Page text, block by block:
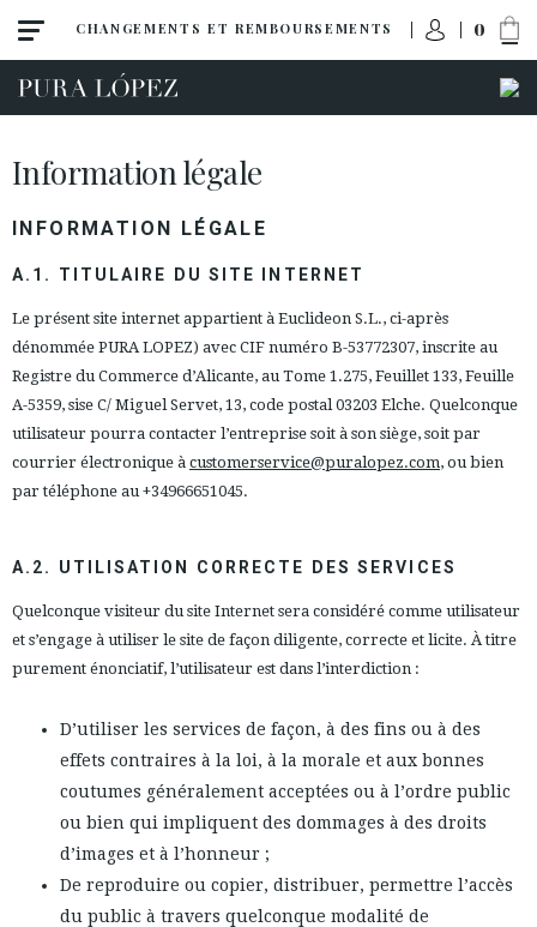
CHANGEMENTS ET REMBOURSEMENTS 0
· SERVICE CLIENT
· CHANGEMENTS ET REMBOURSEMENTS
· POLITIQUE DE CONFIDENTIALITÉ
· TERMES ET CONDITIONS
· INFORMATION LÉGALE
     
Information légale
INFORMATION LÉGALE
A.1. TITULAIRE DU SITE INTERNET
Le présent site internet appartient à Euclideon S.L., ci-après
dénommée PURA LOPEZ) avec CIF numéro B-53772307, inscrite au
Registre du Commerce d’Alicante, au Tome 1.275, Feuillet 133, Feuille
A-5359, sise C/ Miguel Servet, 13, code postal 03203 Elche. Quelconque
utilisateur pourra contacter l’entreprise soit à son siège, soit par
courrier électronique à customerservice@puralopez.com, ou bien
par téléphone au +34966651045.
A.2. UTILISATION CORRECTE DES SERVICES
Quelconque visiteur du site Internet sera considéré comme utilisateur
et s’engage à utiliser le site de façon diligente, correcte et licite. À titre
purement énonciatif, l’utilisateur est dans l’interdiction :
D’utiliser les services de façon, à des fins ou à des
effets contraires à la loi, à la morale et aux bonnes
coutumes généralement acceptées ou à l’ordre public
ou bien qui impliquent des dommages à des droits
d’images et à l’honneur ;
De reproduire ou copier, distribuer, permettre l’accès
du public à travers quelconque modalité de